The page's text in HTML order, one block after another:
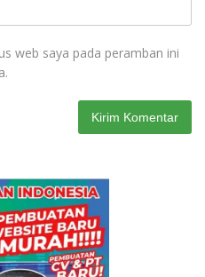
web saya pada peramban ini